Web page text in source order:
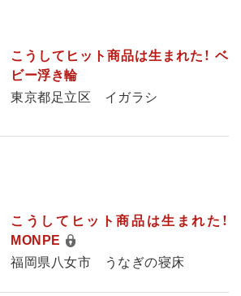
こうしてヒット商品は生まれた！ ベ
ビー浮き輪
東京都足立区 イガラシ
こうしてヒット商品は生まれた！
MONPE
福岡県八女市 うなぎの寝床